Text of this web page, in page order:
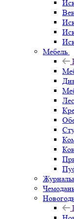
Мебель